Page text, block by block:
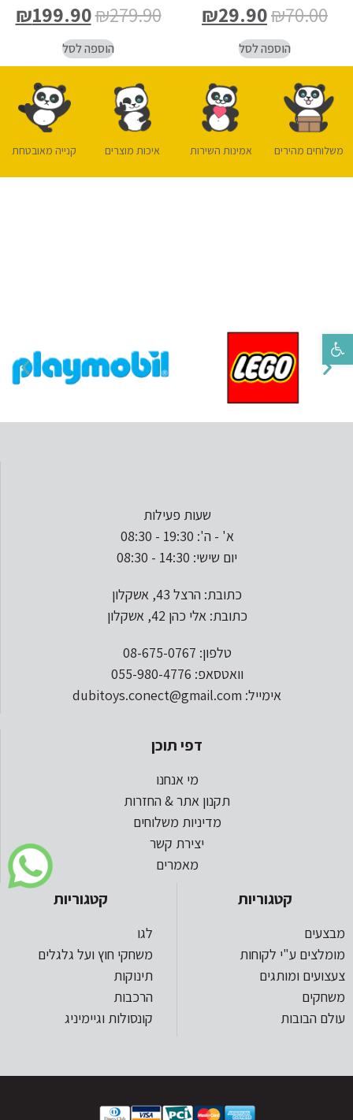
פתח סרגל נגישות
₪70.00
₪29.90
הוספה לסל
₪279.90
₪199.90
הוספה לסל
משלוחים מהירים אמינות השירות איכות מוצרים קנייה מאובטחת
שעות פעילות
א' - ה': 19:30 - 08:30
יום שישי: 14:30 - 08:30
כתובת: הרצל 43, אשקלון
כתובת: אלי כהן 42, אשקלון
טלפון: 08-675-0767
וואטסאפ: 055-980-4776
אימייל: dubitoys.conect@gmail.com
דפי תוכן
מי אנחנו
תקנון אתר & החזרות
מדיניות משלוחים
יצירת קשר
מאמרים
קטגוריות
מבצעים
מומלצים ע"י לקוחות
צעצועים ומותגים
משחקים
עולם הבובות
קטגוריות
לגו
משחקי חוץ ועל גלגלים
תינוקות
הרכבות
קונסולות וגיימיניג